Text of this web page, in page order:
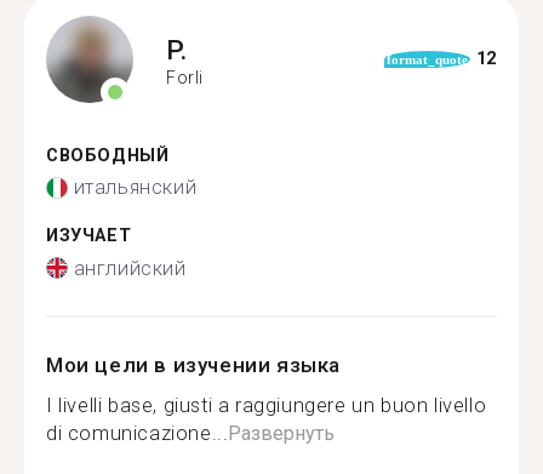
P.
Forli
format_quote 12
СВОБОДНЫЙ
итальянский
ИЗУЧАЕТ
английский
Мои цели в изучении языка
I livelli base, giusti a raggiungere un buon livello
di comunicazione... Развернуть